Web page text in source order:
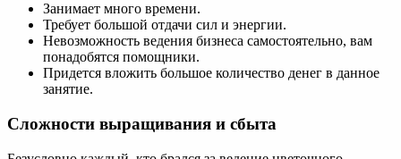
Занимает много времени.
Требует большой отдачи сил и энергии.
Невозможность ведения бизнеса самостоятельно, вам
понадобятся помощники.
Придется вложить большое количество денег в данное
занятие.
Сложности выращивания и сбыта